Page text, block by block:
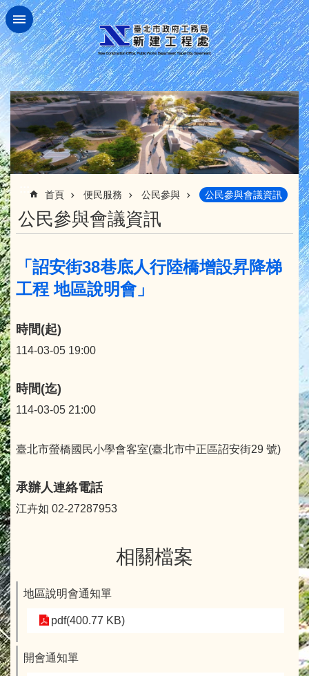
跳到主要內容區塊
首頁 便民服務 公民參與 公民參與會議資訊
公民參與會議資訊
「詔安街38巷底人行陸橋增設昇降梯
工程 地區說明會」
時間(起)
114-03-05 19:00
時間(迄)
114-03-05 21:00
臺北市螢橋國民小學會客室(臺北市中正區詔安街29 號)
承辦人連絡電話
江卉如 02-27287953
相關檔案
地區說明會通知單
pdf(400.77 KB)
開會通知單